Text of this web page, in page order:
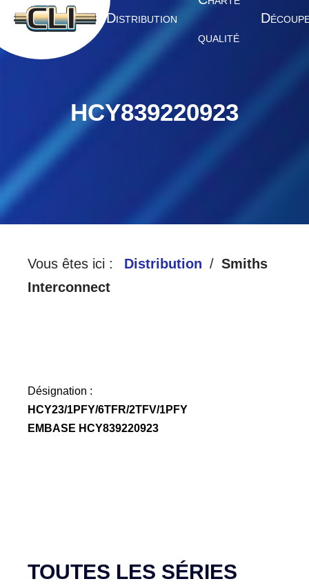
A CCUEIL DISTRIBUTION
QUALITÉ
D
HCY839220923
Vous êtes ici : Distribution
Smiths
Interconnect
Désignation :
HCY23/1PFY/6TFR/2TFV/1PFY
EMBASE HCY839220923
TOUTES LES SÉRIES